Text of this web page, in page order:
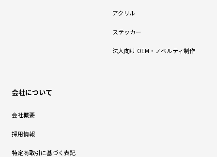
アクリル
ステッカー
法人向け OEM・ノベルティ制作
会社について
会社概要
採用情報
特定商取引に基づく表記